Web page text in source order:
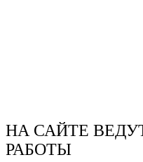
НА САЙТЕ
РАБОТЫ